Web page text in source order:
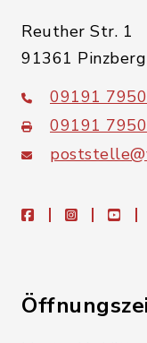
Reuther Str. 1
91361 Pinzberg
09191
09191
facebookinstagram